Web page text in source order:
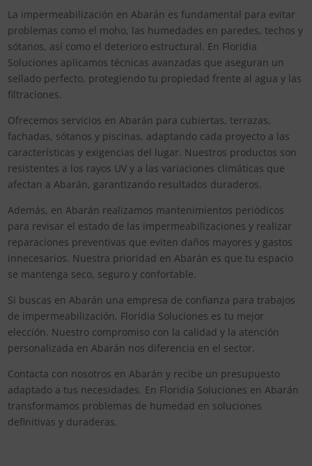
La impermeabilización en Abarán es fundamental para evitar
problemas como el moho, las humedades en paredes, techos y
sótanos, así como el deterioro estructural. En Floridia
Soluciones aplicamos técnicas avanzadas que aseguran un
sellado perfecto, protegiendo tu propiedad frente al agua y las
filtraciones.
Ofrecemos servicios en Abarán para cubiertas, terrazas,
fachadas, sótanos y piscinas, adaptando cada proyecto a las
características y exigencias del lugar. Nuestros productos son
resistentes a los rayos UV y a las variaciones climáticas que
afectan a Abarán, garantizando resultados duraderos.
Además, en Abarán realizamos mantenimientos periódicos
para revisar el estado de las impermeabilizaciones y realizar
reparaciones preventivas que eviten daños mayores y gastos
innecesarios. Nuestra prioridad en Abarán es que tu espacio
se mantenga seco, seguro y confortable.
Si buscas en Abarán una empresa de confianza para trabajos
de impermeabilización, Floridia Soluciones es tu mejor
elección. Nuestro compromiso con la calidad y la atención
personalizada en Abarán nos diferencia en el sector.
Contacta con nosotros en Abarán y recibe un presupuesto
adaptado a tus necesidades. En Floridia Soluciones en Abarán
transformamos problemas de humedad en soluciones
definitivas y duraderas.